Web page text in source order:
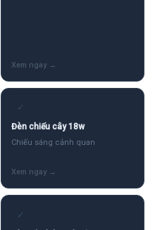
✓
Đèn chiếu cây 18w
Chiếu sáng cảnh quan
✓